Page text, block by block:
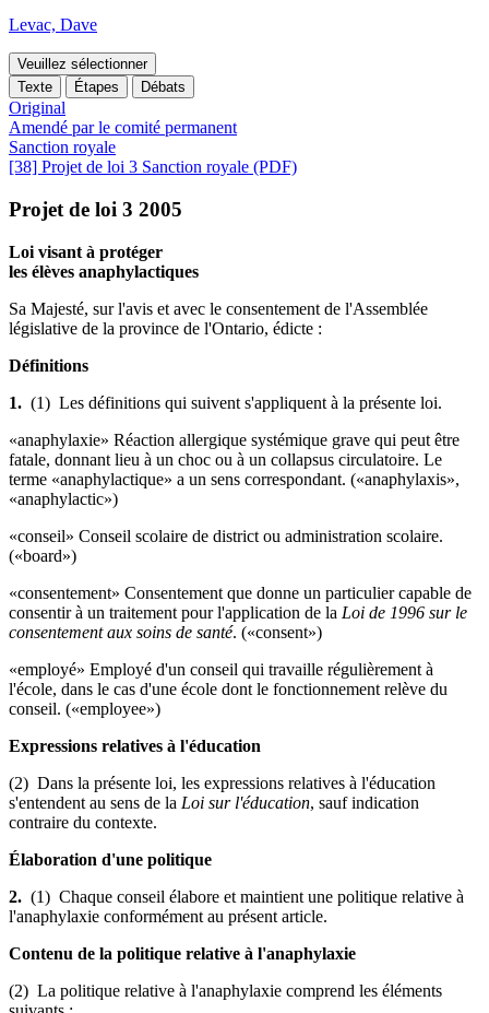
Levac, Dave
Veuillez sélectionner
Texte
Étapes Débats
Original
Amendé par le comité permanent
Sanction royale
[38] Projet de loi 3 Sanction royale (PDF)
Projet de loi 3 2005
Loi visant à protéger
les élèves anaphylactiques
Sa Majesté, sur l'avis et avec le consentement de l'Assemblée
législative de la province de l'Ontario, édicte :
Définitions
1. (1) Les définitions qui suivent s'appliquent à la présente loi.
«anaphylaxie» Réaction allergique systémique grave qui peut être
fatale, donnant lieu à un choc ou à un collapsus circulatoire. Le
terme «anaphylactique» a un sens correspondant. («anaphylaxis»,
«anaphylactic»)
«conseil» Conseil scolaire de district ou administration scolaire.
(«board»)
«consentement» Consentement que donne un particulier capable de
consentir à un traitement pour l'application de la Loi de 1996 sur le
consentement aux soins de santé. («consent»)
«employé» Employé d'un conseil qui travaille régulièrement à
l'école, dans le cas d'une école dont le fonctionnement relève du
conseil. («employee»)
Expressions relatives à l'éducation
(2) Dans la présente loi, les expressions relatives à l'éducation
s'entendent au sens de la Loi sur l'éducation, sauf indication
contraire du contexte.
Élaboration d'une politique
2. (1) Chaque conseil élabore et maintient une politique relative à
l'anaphylaxie conformément au présent article.
Contenu de la politique relative à l'anaphylaxie
(2) La politique relative à l'anaphylaxie comprend les éléments